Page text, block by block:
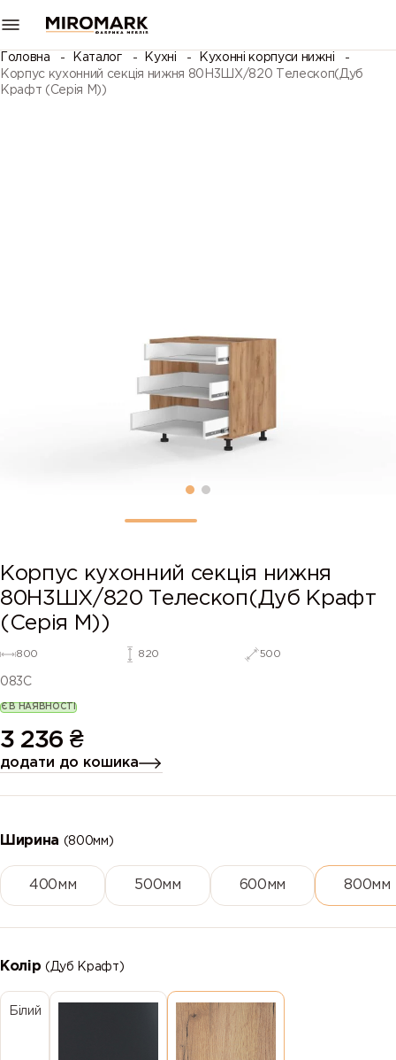
Головна Каталог Кухні
Кухонні корпуси нижні
Корпус кухонний секція нижня 80Н3ШХ/820 Телескоп(Дуб
Крафт (Серія М))
Корпус кухонний секція нижня
80Н3ШХ/820 Телескоп(Дуб Крафт
(Серія М))
800 820 500
083C
Є В НАЯВНОСТІ
3 236 ₴
додати до кошика
Ширина (800мм)
400мм 500мм 600мм 800мм
Колір(Дуб Крафт)
Білий